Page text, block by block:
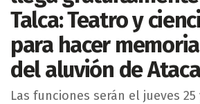
Talca: Teatro y
para hacer
del aluvión de
Las funciones serán el jueves 25